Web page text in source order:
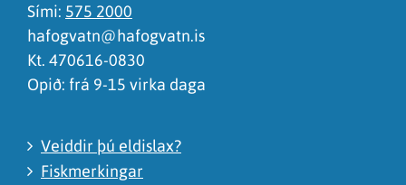
Sími: 575 2000
hafogvatn@hafogvatn.is
Kt. 470616-0830
Opið: frá 9-15 virka daga
Veiddir þú eldislax?
Fiskmerkingar